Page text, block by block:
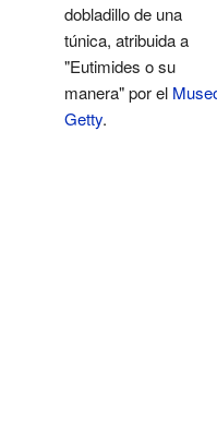
dobladillo de una
túnica, atribuida a
"Eutimides o su
manera" por el
Getty.